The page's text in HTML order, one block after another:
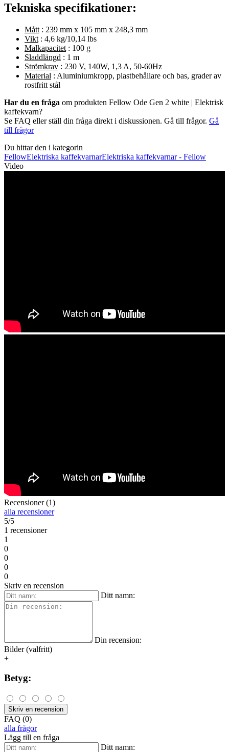
Tekniska specifikationer:
Mått : 239 mm x 105 mm x 248,3 mm
Vikt : 4,6 kg/10,14 lbs
Malkapacitet : 100 g
Sladdlängd : 1 m
Strömkrav : 230 V, 140W, 1,3 A, 50-60Hz
Material : Aluminiumkropp, plastbehållare och bas, grader av
rostfritt stål
Har du en fråga om produkten Fellow Ode Gen 2 white | Elektrisk
kaffekvarn?
Se FAQ eller ställ din fråga direkt i diskussionen. Gå till frågor. Gå
till frågor
Du hittar den i kategorin
FellowElektriska kaffekvarnarElektriska kaffekvarnar - Fellow
Video
Recensioner (1)
alla recensioner
5/5
1 recensioner
1
0
0
0
0
Skriv en recension
Ditt namn:
Din recension:
Bilder (valfritt)
+
Betyg:
Skriv en recension
FAQ (0)
alla frågor
Lägg till en fråga
Ditt namn: